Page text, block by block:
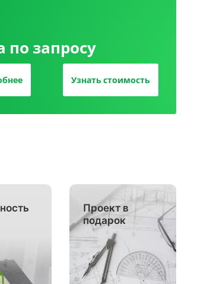
по запросу
Узнать стоимость
Проект в
подарок